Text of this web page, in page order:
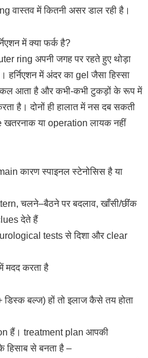
वास्तव में कितनी असर डाल रही है।
में क्या फर्क है?
ring अपनी जगह पर रहते हुए थोड़ा
हर्निएशन में अंदर का gel जैसा हिस्सा
आता है और कभी-कभी टुकड़ों के रूप में
है। दोनों ही हालात में नस दब सकती
या operation लायक नहीं
कारण स्पाइनल स्टेनोसिस है या
चलने–बैठने पर बदलाव, खाँसी/छींंक
देते हैं
tests से दिशा और clear
मदद करता है
डिस्क बल्ज) हों तो इलाज कैसे तय होता
हैं। treatment plan आपकी
हिसाब से बनता है –